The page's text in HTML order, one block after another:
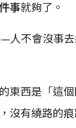
事就夠了。
人不會沒事
東西是「這
沒有繞路的痕